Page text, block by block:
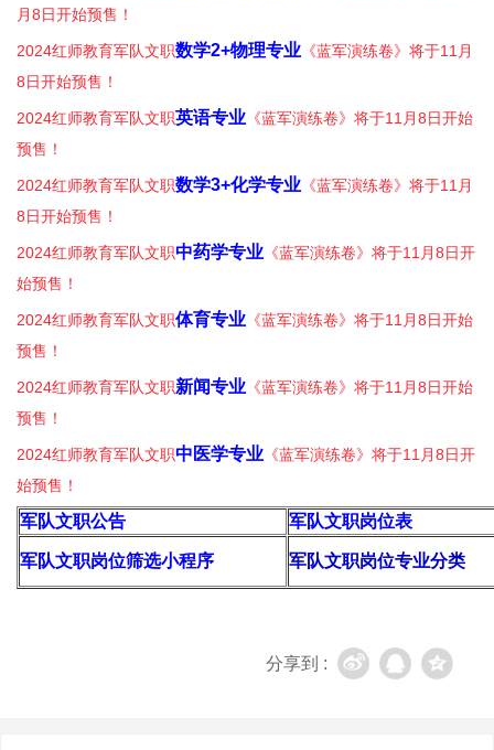
月8日开始预售！
2024红师教育军队文职数学2+物理专业 《蓝军演练卷》将于11月
8日开始预售！
2024红师教育军队文职英语专业 《蓝军演练卷》将于11月8日开始
预售！
2024红师教育军队文职数学3+化学专业 《蓝军演练卷》将于11月
8日开始预售！
2024红师教育军队文职中药学专业 《蓝军演练卷》将于11月8日开
始预售！
2024红师教育军队文职体育专业 《蓝军演练卷》将于11月8日开始
预售！
2024红师教育军队文职新闻专业 《蓝军演练卷》将于11月8日开始
预售！
2024红师教育军队文职中医学专业 《蓝军演练卷》将于11月8日开
始预售！
军队文职公告 军队文职岗位表
军队文职岗位筛选小程序 军队文职岗位专业分类
分享到 :